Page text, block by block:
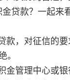
贷款？一起来
款，对征信的
。
金管理中心或